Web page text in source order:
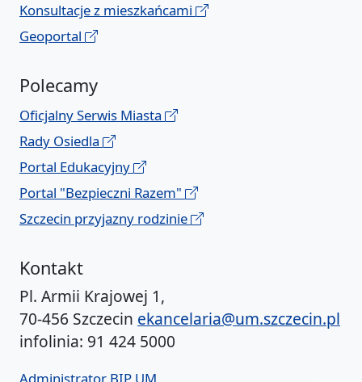
Konsultacje z mieszkańcami
Geoportal
Polecamy
Oficjalny Serwis Miasta
Rady Osiedla
Portal Edukacyjny
Portal "Bezpieczni Razem"
Szczecin przyjazny rodzinie
Kontakt
Pl. Armii Krajowej 1,
70-456 Szczecin ekancelaria@um.szczecin.pl
infolinia: 91 424 5000